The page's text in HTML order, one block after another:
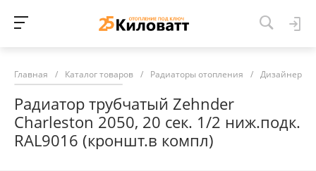
Главная / Каталог товаров / Радиаторы отопления /
Радиатор трубчатый Zehnder
Charleston 2050, 20 сек. 1/2 ниж.подк.
RAL9016 (кроншт.в компл)